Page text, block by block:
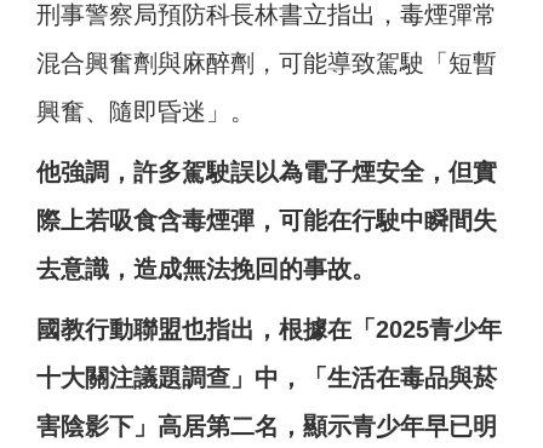
刑事警察局預防科長林書立指出，毒煙彈常
混合興奮劑與麻醉劑，可能導致駕駛「短暫
興奮、隨即昏迷」。
他強調，許多駕駛誤以為電子煙安全，但實
際上若吸食含毒煙彈，可能在行駛中瞬間失
去意識，造成無法挽回的事故。
國教行動聯盟也指出，根據在「2025青少年
十大關注議題調查」中，「生活在毒品與菸
害陰影下」高居第二名，顯示青少年早已明